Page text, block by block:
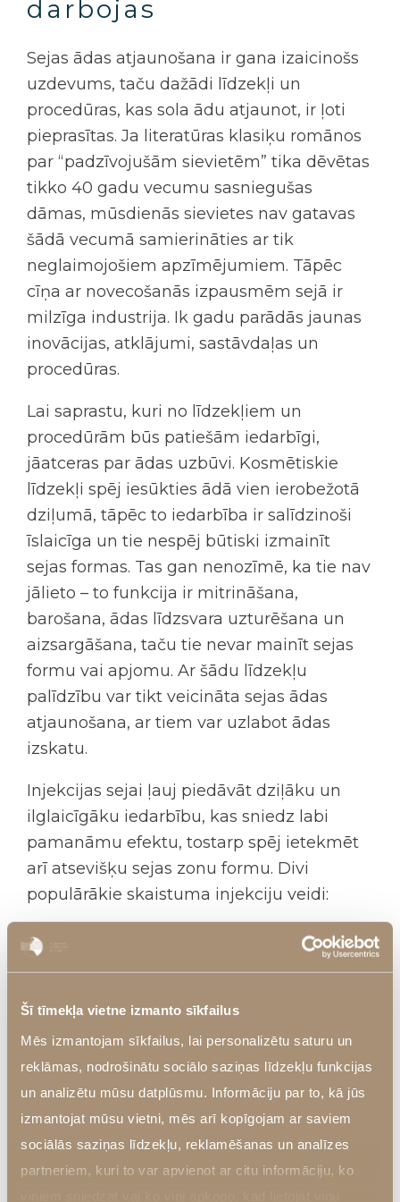
Šī tīmekļa vietne izmanto sīkfailus
Mēs izmantojam sīkfailus, lai personalizētu saturu un
reklāmas, nodrošinātu sociālo saziņas līdzekļu funkcijas
un analizētu mūsu datplūsmu. Informāciju par to, kā jūs
izmantojat mūsu vietni, mēs arī kopīgojam ar saviem
sociālās saziņas līdzekļu, reklamēšanas un analīzes
partneriem, kuri to var apvienot ar citu informāciju, ko
darbojas
Sejas ādas atjaunošana ir gana izaicinošs
uzdevums, taču dažādi līdzekļi un
procedūras, kas sola ādu atjaunot, ir ļoti
pieprasītas. Ja literatūras klasiķu romānos
par “padzīvojušām sievietēm” tika dēvētas
tikko 40 gadu vecumu sasniegušas
dāmas, mūsdienās sievietes nav gatavas
šādā vecumā samierināties ar tik
neglaimojošiem apzīmējumiem. Tāpēc
cīņa ar novecošanās izpausmēm sejā ir
milzīga industrija. Ik gadu parādās jaunas
inovācijas, atklājumi, sastāvdaļas un
procedūras.
Lai saprastu, kuri no līdzekļiem un
procedūrām būs patiešām iedarbīgi,
jāatceras par ādas uzbūvi. Kosmētiskie
līdzekļi spēj iesūkties ādā vien ierobežotā
dziļumā, tāpēc to iedarbība ir salīdzinoši
īslaicīga un tie nespēj būtiski izmainīt
sejas formas. Tas gan nenozīmē, ka tie nav
jālieto – to funkcija ir mitrināšana,
barošana, ādas līdzsvara uzturēšana un
aizsargāšana, taču tie nevar mainīt sejas
formu vai apjomu. Ar šādu līdzekļu
palīdzību var tikt veicināta sejas ādas
atjaunošana, ar tiem var uzlabot ādas
izskatu.
Injekcijas sejai ļauj piedāvāt dziļāku un
ilglaicīgāku iedarbību, kas sniedz labi
pamanāmu efektu, tostarp spēj ietekmēt
arī atsevišķu sejas zonu formu. Divi
populārākie skaistuma injekciju veidi:
Filleri jeb hialuronskābes injekcijas, kas
veido papildu apjomu, piepildot dziļās
vai pārāk plānu lūpu problēmu.
Botokss jeb
botulīna toksīna injekcijas
kas mazina muskuļu saraušanos
konkrētās zonās, attiecīgi mazinot dziļo
mīmikas grumbu veidošanos pierē, ap
muti, ap acīm, kā arī profilaktiski
novēršot jaunu grumbu padziļināšanos.